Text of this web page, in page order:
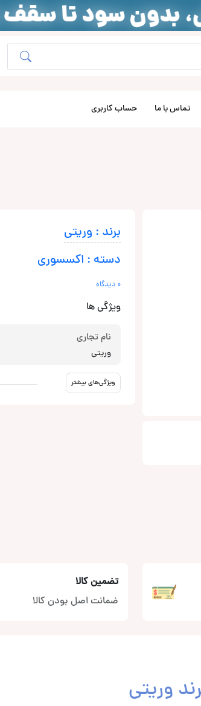
تماس با ما حساب کاربری
برند : وریتی
دسته : اکسسوری
0 دیدگاه
ویژگی ها
نام تجاری
وریتی
ویژگی‌های بیشتر
تضمین کالا
ضمانت اصل بودن کالا